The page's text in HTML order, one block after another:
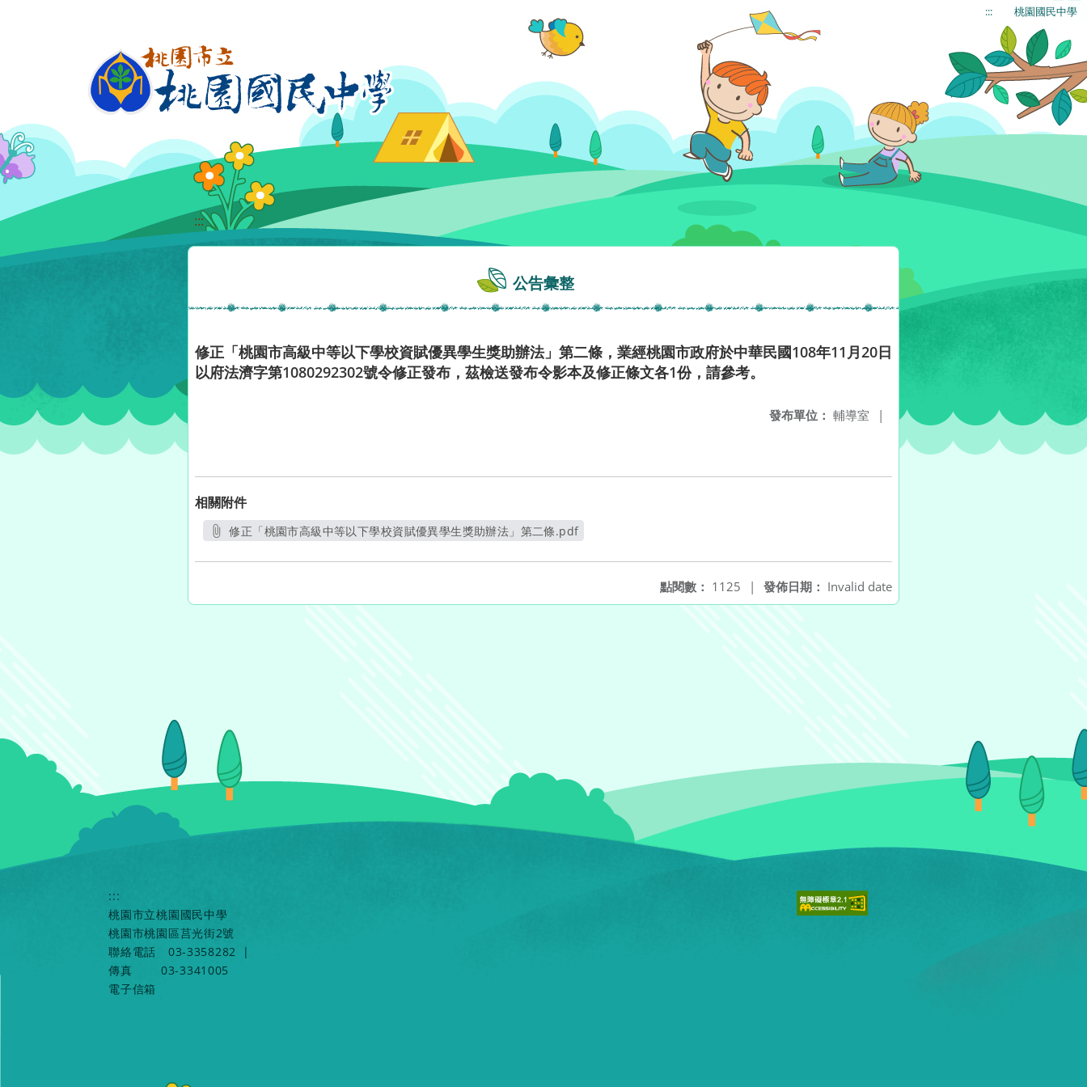
::: 桃園國民中學
:::
公告彙整
修正「桃園市高級中等以下學校資賦優異學生獎助辦法」第二條，業經桃園市政府於中華民國108年11月20日
以府法濟字第1080292302號令修正發布，茲檢送發布令影本及修正條文各1份，請參考。
發布單位： 輔導室 |
相關附件
修正「桃園市高級中等以下學校資賦優異學生獎助辦法」第二條.pdf
發佈日期： Invalid date
點閱數： 1125 |
:::
桃園市立桃園國民中學
桃園市桃園區莒光街2號
聯絡電話
03-3358282
|
傳真
03-3341005
電子信箱